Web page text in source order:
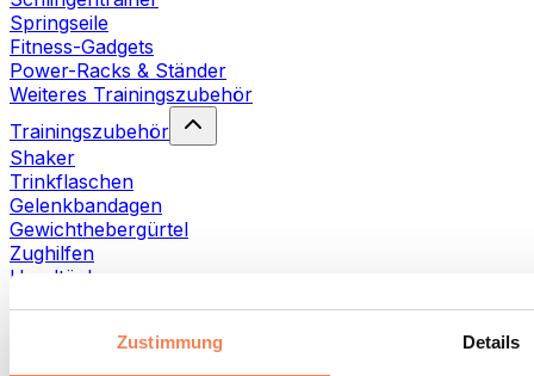
Zustimmung Details
Springseile
Fitness-Gadgets
Power-Racks & Ständer
Weiteres Trainingszubehör
Trainingszubehör
Shaker
Trinkflaschen
Gelenkbandagen
Gewichthebergürtel
Zughilfen
Handtücher